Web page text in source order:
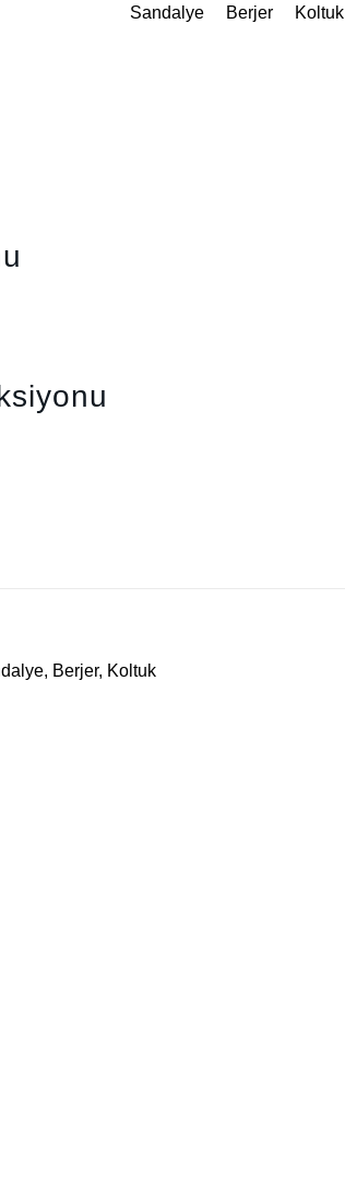
Sandalye Berjer Koltuk